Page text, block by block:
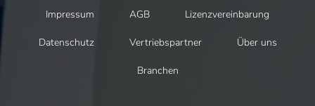
Impressum AGB Lizenzvereinbarung
Datenschutz Vertriebspartner Über uns
Branchen